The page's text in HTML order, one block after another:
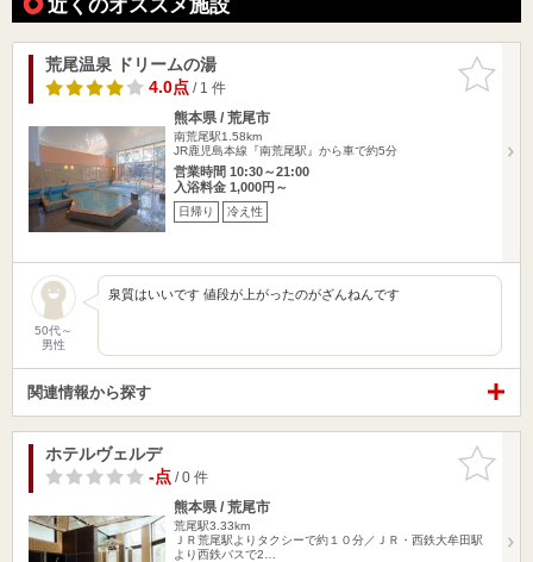
お気に入
りに追加
荒尾温泉 ドリームの湯
4.0点/ 1 件
熊本県 / 荒尾市
南荒尾駅1.58km
JR鹿児島本線『南荒尾駅』から車で約5分
営業時間 10:30～21:00
入浴料金 1,000円～
日帰り 冷え性
50代～
男性
泉質はいいです 値段が上がったのがざんねんです
関連情報から探す
お気に入
りに追加
ホテルヴェルデ
-点/ 0 件
熊本県 / 荒尾市
荒尾駅3.33km
ＪＲ荒尾駅よりタクシーで約１０分／ＪＲ・西鉄大牟田駅
より西鉄バスで2…